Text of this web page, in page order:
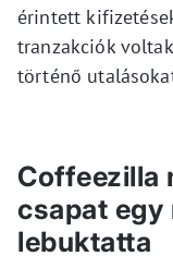
érintett
tranzakciók
történő
Coffeezilla
csapat egy
lebuktatta